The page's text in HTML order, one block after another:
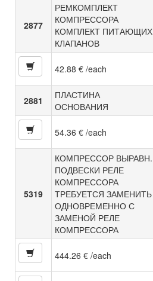
2877
РЕМКОМПЛЕКТ
КОМПРЕССОРА
КОМПЛЕКТ ПИТАЮЩИХ
КЛАПАНОВ
42.88 € /each
2881
ПЛАСТИНА
ОСНОВАНИЯ
54.36 € /each
5319
КОМПРЕССОР ВЫРАВН.
ПОДВЕСКИ РЕЛЕ
КОМПРЕССОРА
ТРЕБУЕТСЯ ЗАМЕНИТЬ
ОДНОВРЕМЕННО С
ЗАМЕНОЙ РЕЛЕ
КОМПРЕССОРА
444.26 € /each